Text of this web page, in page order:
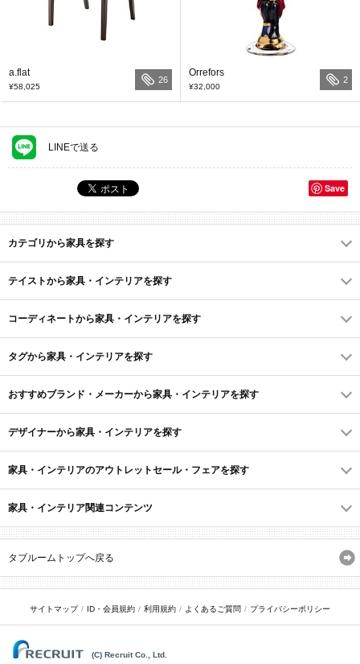
a.flat
¥58,025
26
Orrefors
¥32,000
2
LINEで送る
Save
カテゴリから家具を探す
テイストから家具・インテリアを探す
コーディネートから家具・インテリアを探す
タグから家具・インテリアを探す
おすすめブランド・メーカーから家具・インテリアを探す
デザイナーから家具・インテリアを探す
家具・インテリアのアウトレットセール・フェアを探す
家具・インテリア関連コンテンツ
タブルームトップへ戻る
サイトマップ ID・会員規約 利用規約 よくあるご質問 プライバシーポリシー
(C) Recruit Co., Ltd.